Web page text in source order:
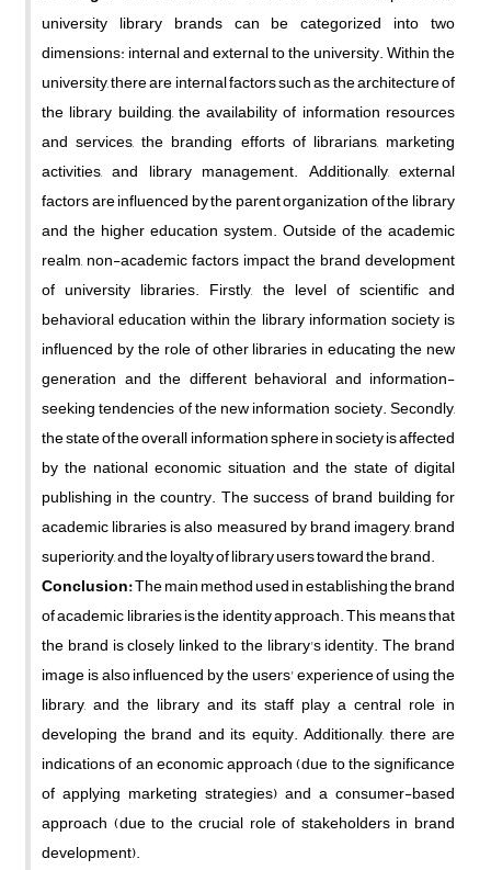
university library brands can be categorized into two
dimensions: internal and external to the university. Within the
university, there are internal factors such as the architecture of
the library building, the availability of information resources
and services, the branding efforts of librarians, marketing
activities, and library management. Additionally, external
factors are influenced by the parent organization of the library
and the higher education system. Outside of the academic
realm, non-academic factors impact the brand development
of university libraries. Firstly, the level of scientific and
behavioral education within the library information society is
influenced by the role of other libraries in educating the new
generation and the different behavioral and information-
seeking tendencies of the new information society. Secondly,
the state of the overall information sphere in society is affected
by the national economic situation and the state of digital
publishing in the country. The success of brand building for
academic libraries is also measured by brand imagery, brand
superiority, and the loyalty of library users toward the brand.
Conclusion:The main method used in establishing the brand
of academic libraries is the identity approach. This means that
the brand is closely linked to the library's identity. The brand
image is also influenced by the users' experience of using the
library, and the library and its staff play a central role in
developing the brand and its equity. Additionally, there are
indications of an economic approach (due to the significance
of applying marketing strategies) and a consumer-based
approach (due to the crucial role of stakeholders in brand
development).